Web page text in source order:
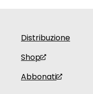
Distribuzione
Shop
Abbonati